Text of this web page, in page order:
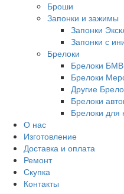
Броши
Запонки и зажимы
Запонки
Запонки с
Брелоки
Брелоки БМВ
Брелоки
Другие
Брелоки
Брелоки для
О нас
Изготовление
Доставка и оплата
Ремонт
Скупка
Контакты